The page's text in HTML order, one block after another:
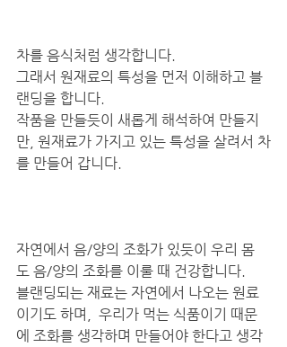
차를 음식처럼 생각합니다.
그래서 원재료의 특성을 먼저 이해하고 블
랜딩을 합니다.
작품을 만들듯이 새롭게 해석하여 만들지
만, 원재료가 가지고 있는 특성을 살려서 차
를 만들어 갑니다.
자연에서 음/양의 조화가 있듯이 우리 몸
도 음/양의 조화를 이룰 때 건강합니다.
블랜딩되는 재료는 자연에서 나오는 원료
이기도 하며,  우리가 먹는 식품이기 때문
에 조화를 생각하며 만들어야 한다고 생각